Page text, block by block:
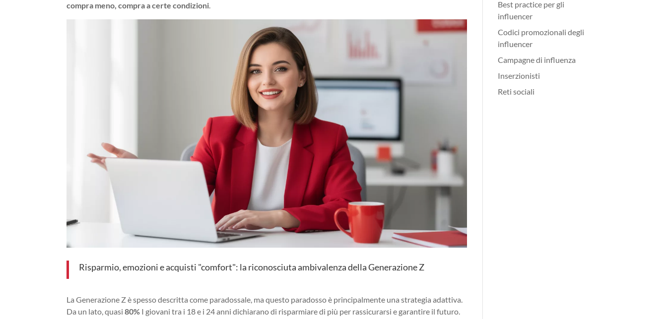
compra meno, compra a certe condizioni.
Risparmio, emozioni e acquisti "comfort": la riconosciuta ambivalenza della Generazione Z
La Generazione Z è spesso descritta come paradossale, ma questo paradosso è principalmente una strategia adattiva.
Da un lato, quasi80% I giovani tra i 18 e i 24 anni dichiarano di risparmiare di più per rassicurarsi e garantire il futuro.
Best practice per gli
influencer
Codici promozionali degli
influencer
Campagne di influenza
Inserzionisti
Reti sociali